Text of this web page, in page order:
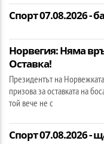
Спорт 07.08.2026 -
Норвегия: Няма
Оставка!
Президентът на
призова за оставката на
той вече не с
Спорт 07.08.2026 -